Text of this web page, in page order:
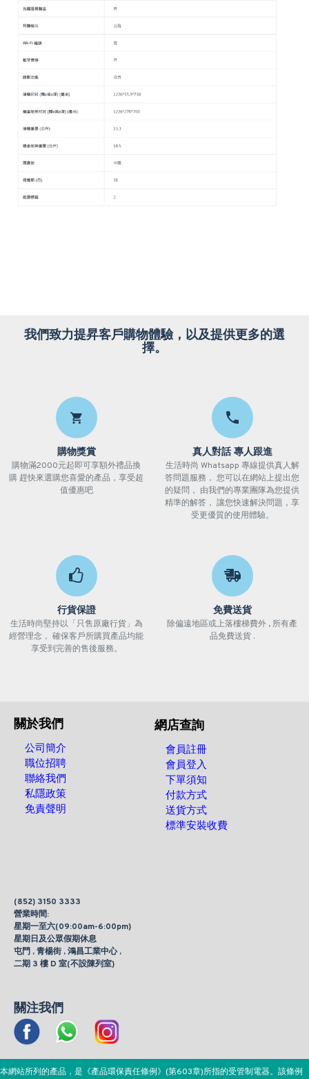
我們致力提昇客戶購物體驗，以及提供更多的選
擇。
購物獎賞
購物滿2000元起即可享額外禮品換
購 趕快來選購您喜愛的產品，享受超
值優惠吧
真人對話 專人跟進
生活時尚 Whatsapp 專線提供真人解
答問題服務， 您可以在網站上提出您
的疑問， 由我們的專業團隊為您提供
精準的解答， 讓您快速解決問題，享
受更優質的使用體驗。
行貨保證
生活時尚堅持以「只售原廠行貨」為
經營理念， 確保客戶所購買產品均能
享受到完善的售後服務。
免費送貨
除偏遠地區或上落樓梯費外 , 所有產
品免費送貨 .
關於我們
公司簡介
職位招聘
聯絡我們
私隱政策
免責聲明
網店查詢
會員註冊
會員登入
下單須知
付款方式
送貨方式
標準安裝收費
(852) 3150 3333
營業時間:
星期一至六(09:00am-6:00pm)
星期日及公眾假期休息
屯門 , 青楊街 , 鴻昌工業中心 ,
二期 3 樓 D 室(不設陳列室)
關注我們
本網站所列的產品，是《產品環保責任條例》(第603章)所指的受管制電器。該條例